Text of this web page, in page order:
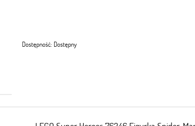
Dostępność: Dostępny